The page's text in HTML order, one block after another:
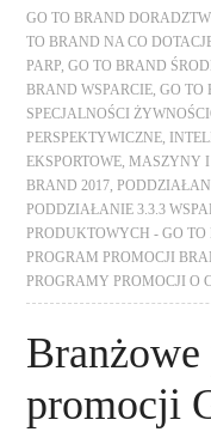
GO TO BRAND
TO BRAND NA CO
PARP ,GO TO BRAND
BRAND WSPARCIE ,GO TO
SPECJALNOŚCI
PERSPEKTYWICZNE
EKSPORTOWE ,MASZYNY I
BRAND 2017 ,
PODDZIAŁANIE 3.3.3
PRODUKTOWYCH - GO TO
PROGRAM PROMOCJI
PROGRAMY PROMOCJI O
promocji